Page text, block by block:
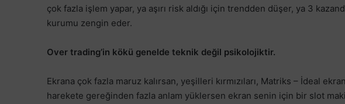
çok fazla işlem yapar, ya aşırı risk aldığı için trendden düşer, ya 3
kurumu zengin eder.
Over trading’in kökü genelde teknik değil psikolojiktir.
Ekrana çok fazla maruz kalırsan, yeşilleri kırmızıları, Matriks – İdeal
harekete gereğinden fazla anlam yüklersen ekran senin için bir slot